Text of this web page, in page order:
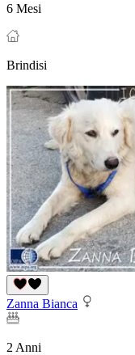
6 Mesi
Brindisi
Zanna Bianca
2 Anni